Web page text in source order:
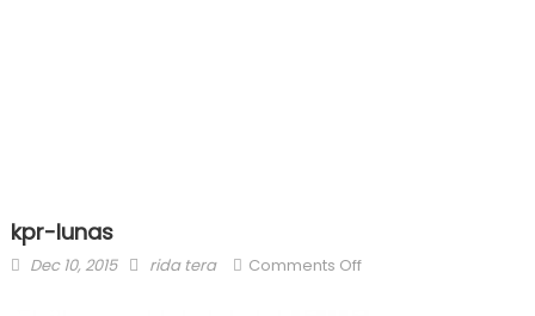
kpr-lunas
Posted
Dec 10, 2015 Author
rida tera Comments Offon